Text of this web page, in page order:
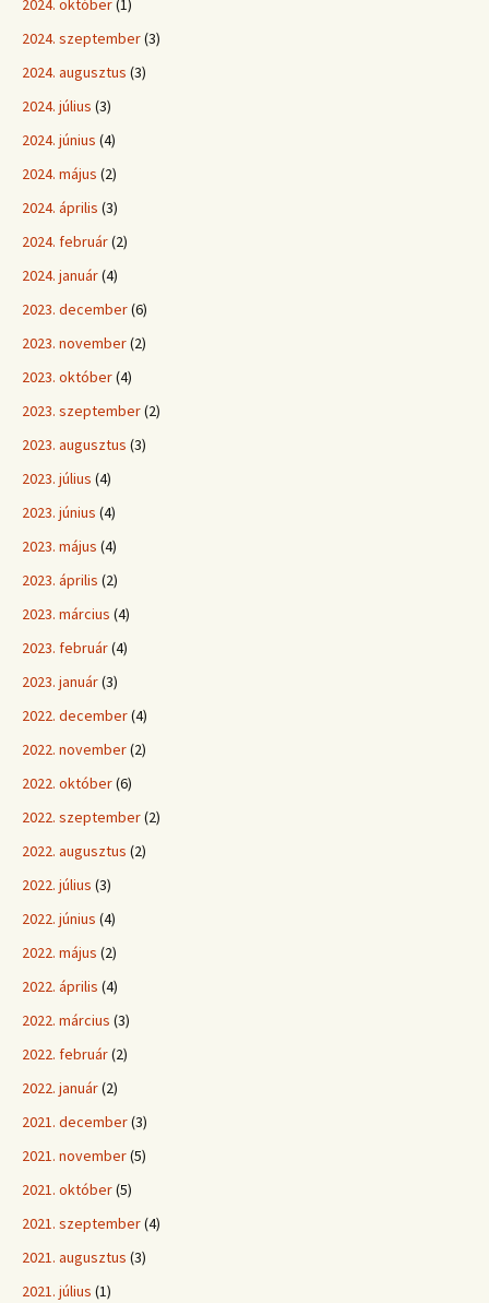
2024. október(1)
2024. szeptember(3)
2024. augusztus (3)
2024. július (3)
2024. június (4)
2024. május (2)
2024. április (3)
2024. február(2)
2024. január(4)
2023. december(6)
2023. november(2)
2023. október(4)
2023. szeptember(2)
2023. augusztus (3)
2023. július (4)
2023. június (4)
2023. május (4)
2023. április (2)
2023. március (4)
2023. február(4)
2023. január(3)
2022. december(4)
2022. november(2)
2022. október(6)
2022. szeptember(2)
2022. augusztus (2)
2022. július (3)
2022. június (4)
2022. május (2)
2022. április (4)
2022. március (3)
2022. február(2)
2022. január(2)
2021. december(3)
2021. november(5)
2021. október(5)
2021. szeptember(4)
2021. augusztus (3)
2021. július (1)